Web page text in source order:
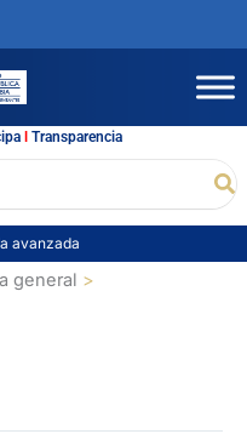
l Transparencia
avanzada
general